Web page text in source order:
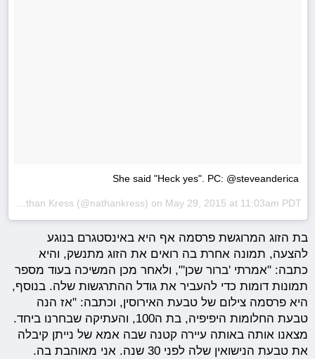
She said "Heck yes". PC: @steveanderica
May 29, 2015 at 11:03am PDT
בת הזוג המרוגשת פרסמה אף היא באינסטגרם בנוגע
להצעה, תמונה אחרת בה רואים את הזוג מתנשק, והיא
כתבה: "אמרתי 'ברור שכן'", ולאחר מכן המשיכה בעוד מספר
תמונות דומות כדי להעביר את גודל ההתרגשות שלה. בנוסף,
היא פרסמה צילום של טבעת האירוסין, וכתבה: "אז הנה
טבעת החלומות היפיפיה, בת ה100, והעתיקה שבחרנו ביחד.
מצאנו אותה באותה עיירה קטנה שבה אמא של נייתן קיבלה
את טבעת הנישואין שלה לפני 30 שנה. אני מאוהבת בה.